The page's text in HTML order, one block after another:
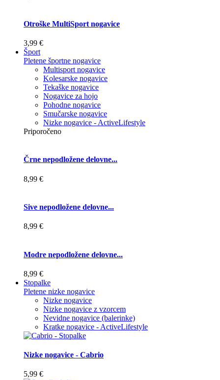
Otroške MultiSport nogavice
3,99 €
Šport
Pletene športne nogavice
Multisport nogavice
Kolesarske nogavice
Tekaške nogavice
Nogavice za hojo
Pohodne nogavice
Smučarske nogavice
Nizke nogavice - ActiveLifestyle
Priporočeno
Črne nepodložene delovne...
8,99 €
Sive nepodložene delovne...
8,99 €
Modre nepodložene delovne...
8,99 €
Stopalke
Pletene nizke nogavice
Nizke nogavice
Nizke nogavice z vzorcem
Nevidne nogavice (balerinke)
Kratke nogavice - ActiveLifestyle
Nizke nogavice - Cabrio
5,99 €